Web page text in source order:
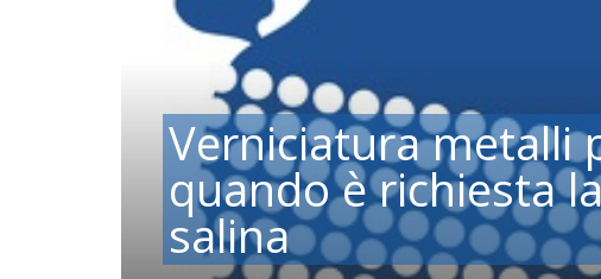
Verniciatura metalli
quando è richiesta
salina